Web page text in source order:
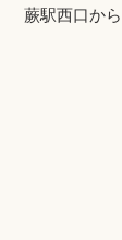
蕨駅西口か